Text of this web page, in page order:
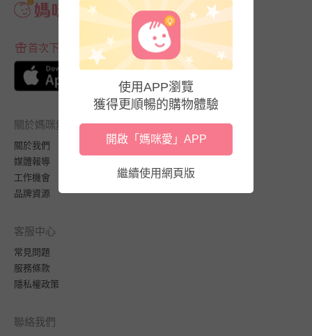
首次下載APP送$100折價券
關於媽咪愛
關於我們
媒體報導
工作機會
品牌資源
客服中心
常見問題
服務條款
隱私權政策
聯絡我們
使用APP瀏覽
獲得更順暢的購物體驗
開啟「媽咪愛」APP
繼續使用網頁版